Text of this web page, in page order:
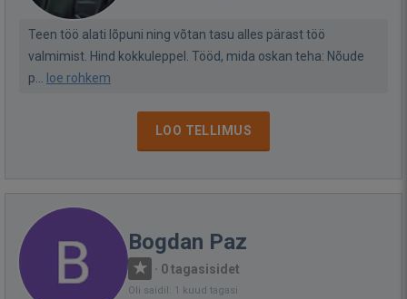
Teen töö alati lõpuni ning võtan tasu alles pärast töö
valmimist. Hind kokkuleppel. Tööd, mida oskan teha: Nõude
p...
loe rohkem
LOO TELLIMUS
Bogdan Paz
· 0 tagasisidet
Oli saidil: 1 kuud tagasi